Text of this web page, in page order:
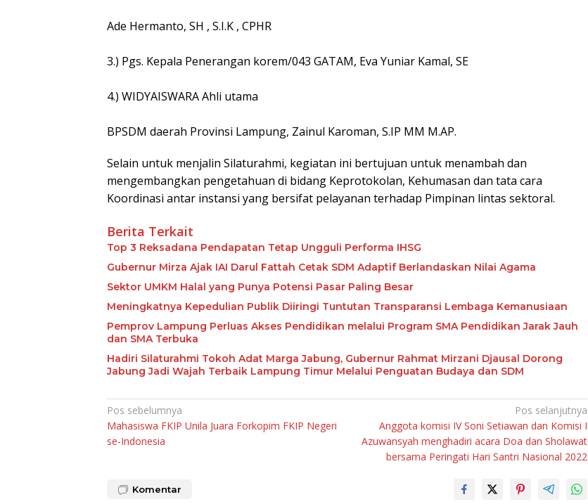
Ade Hermanto, SH , S.I.K , CPHR
3.) Pgs. Kepala Penerangan korem/043 GATAM, Eva Yuniar Kamal, SE
4.) WIDYAISWARA Ahli utama
BPSDM daerah Provinsi Lampung, Zainul Karoman, S.IP MM M.AP.
Selain untuk menjalin Silaturahmi, kegiatan ini bertujuan untuk menambah dan
mengembangkan pengetahuan di bidang Keprotokolan, Kehumasan dan tata cara
Koordinasi antar instansi yang bersifat pelayanan terhadap Pimpinan lintas sektoral.
Berita Terkait
Top 3 Reksadana Pendapatan Tetap Ungguli Performa IHSG
Gubernur Mirza Ajak IAI Darul Fattah Cetak SDM Adaptif Berlandaskan Nilai Agama
Sektor UMKM Halal yang Punya Potensi Pasar Paling Besar
Meningkatnya Kepedulian Publik Diiringi Tuntutan Transparansi Lembaga Kemanusiaan
Pemprov Lampung Perluas Akses Pendidikan melalui Program SMA Pendidikan Jarak Jauh
dan SMA Terbuka
Hadiri Silaturahmi Tokoh Adat Marga Jabung, Gubernur Rahmat Mirzani Djausal Dorong
Jabung Jadi Wajah Terbaik Lampung Timur Melalui Penguatan Budaya dan SDM
Navigasi
pos
Pos sebelumnya
Mahasiswa FKIP Unila Juara Forkopim FKIP Negeri
se-Indonesia
Pos selanjutnya
Anggota komisi IV Soni Setiawan dan Komisi I
Azuwansyah menghadiri acara Doa dan Sholawat
bersama Peringati Hari Santri Nasional 2022
Komentar